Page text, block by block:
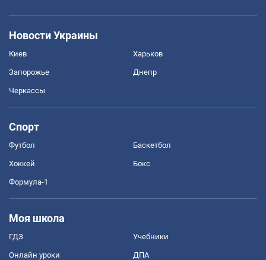
Новости Украины
Киев Харьков
Запорожье Днепр
Черкассы
Спорт
Футбол Баскетбол
Хоккей Бокс
Формула-1
Моя школа
ГДЗ Учебники
Онлайн уроки ДПА